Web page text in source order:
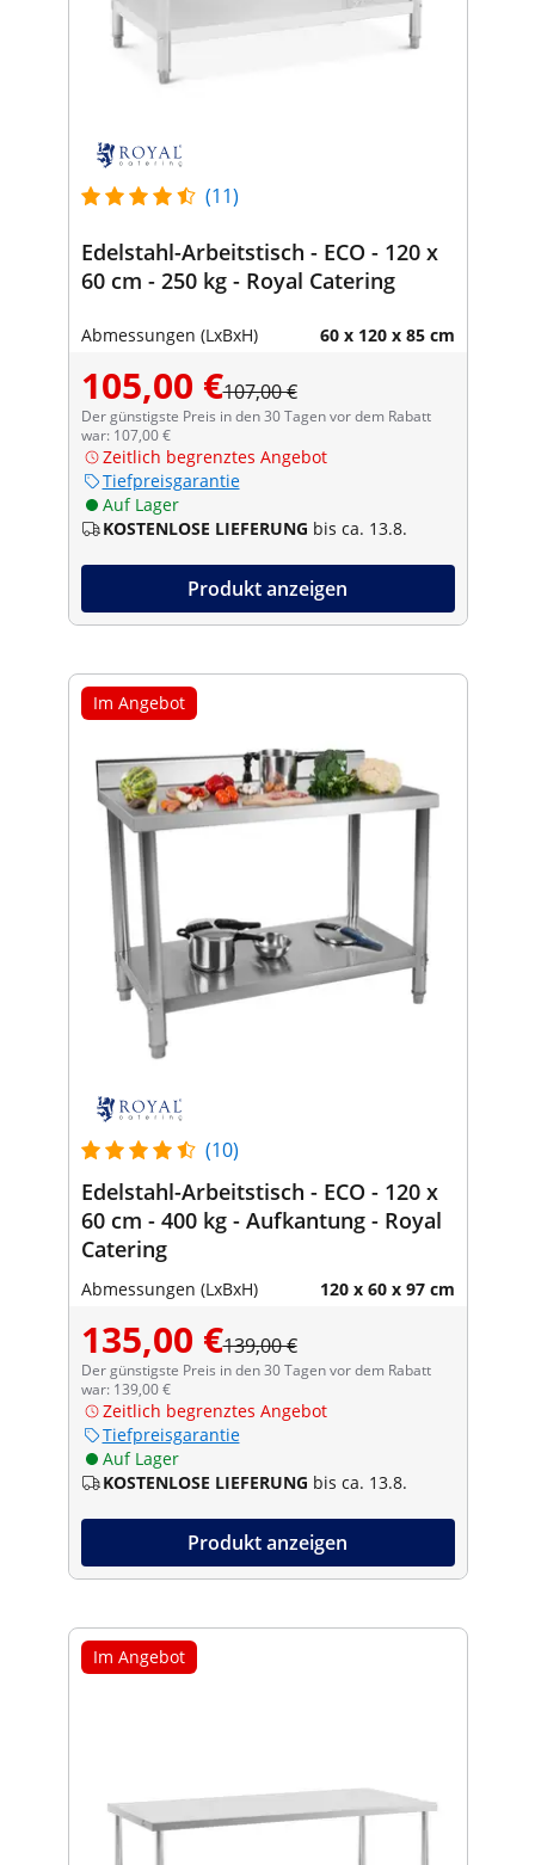
(11)
Edelstahl-Arbeitstisch - ECO - 120 x
60 cm - 250 kg - Royal Catering
Abmessungen (LxBxH) 60 x 120 x 85 cm
105,00 €107,00 €
Der günstigste Preis in den 30 Tagen vor dem Rabatt
war: 107,00 €
Zeitlich begrenztes Angebot
Tiefpreisgarantie
Auf Lager
KOSTENLOSE LIEFERUNG bis ca. 13.8.
Produkt anzeigen
Im Angebot
(10)
Edelstahl-Arbeitstisch - ECO - 120 x
60 cm - 400 kg - Aufkantung - Royal
Catering
Abmessungen (LxBxH) 120 x 60 x 97 cm
135,00 €139,00 €
Der günstigste Preis in den 30 Tagen vor dem Rabatt
war: 139,00 €
Zeitlich begrenztes Angebot
Tiefpreisgarantie
Auf Lager
KOSTENLOSE LIEFERUNG bis ca. 13.8.
Produkt anzeigen
Im Angebot